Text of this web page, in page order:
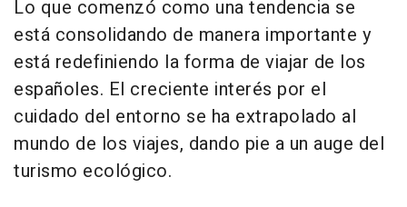
Lo que comenzó como una tendencia se
está consolidando de manera importante y
está redefiniendo la forma de viajar de los
españoles. El creciente interés por el
cuidado del entorno se ha extrapolado al
mundo de los viajes, dando pie a un auge del
turismo ecológico.